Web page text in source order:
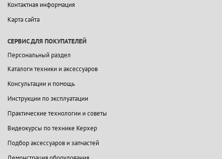
Контактная информация
Карта сайта
СЕРВИС ДЛЯ ПОКУПАТЕЛЕЙ
Персональный раздел
Каталоги техники и аксессуаров
Консультации и помощь
Инструкции по эксплуатации
Практические технологии и советы
Видеокурсы по технике Керхер
Подбор аксессуаров и запчастей